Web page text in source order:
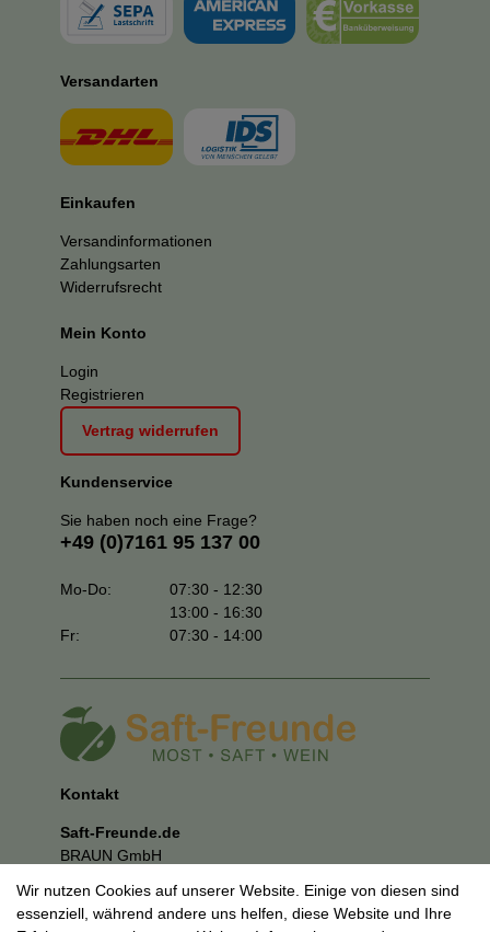
Versandarten
Einkaufen
Versandinformationen
Zahlungsarten
Widerrufsrecht
Mein Konto
Login
Registrieren
Vertrag widerrufen
Kundenservice
Sie haben noch eine Frage?
+49 (0)7161 95 137 00
Mo-Do:
07:30 - 12:30
13:00 - 16:30
Fr:
07:30 - 14:00
Kontakt
Saft-Freunde.de
BRAUN GmbH
73037 Göppingen
E-Mail:mail@saft-freunde.de
Wir nutzen Cookies auf unserer Website. Einige von diesen sind
essenziell, während andere uns helfen, diese Website und Ihre